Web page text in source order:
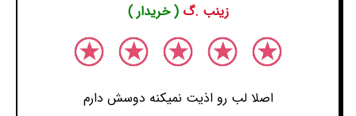
زینب .گ( خریدار )
اصلا لب رو اذیت نمیکنه دوسش دارم